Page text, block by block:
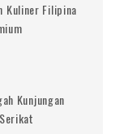
Kuliner Filipina
Kunjungan